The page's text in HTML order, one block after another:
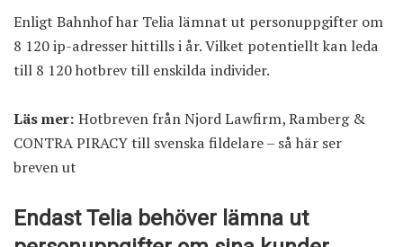
Enligt Bahnhof har Telia lämnat ut personuppgifter om
8 120 ip-adresser hittills i år. Vilket potentiellt kan leda
till 8 120 hotbrev till enskilda individer.
Läs mer: Hotbreven från Njord Lawfirm, Ramberg &
CONTRA PIRACY till svenska fildelare – så här ser
breven ut
Endast Telia behöver lämna ut